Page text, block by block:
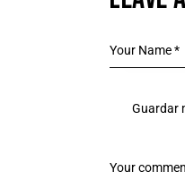
Guardar